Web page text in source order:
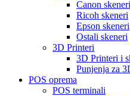
Canon skeneri
Ricoh skeneri
Epson skeneri
Ostali skeneri
3D Printeri
3D Printeri i
Punjenja za
POS oprema
POS terminali